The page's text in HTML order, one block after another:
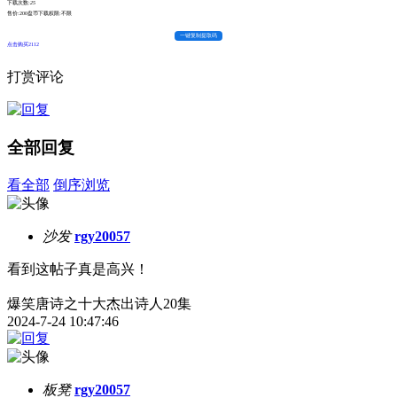
下载次数:25
售价:200盘币下载权限:不限
一键复制提取码
点击购买2112
打赏评论
全部回复
看全部 倒序浏览
沙发 rgy20057
看到这帖子真是高兴！
爆笑唐诗之十大杰出诗人20集
2024-7-24 10:47:46
板凳 rgy20057